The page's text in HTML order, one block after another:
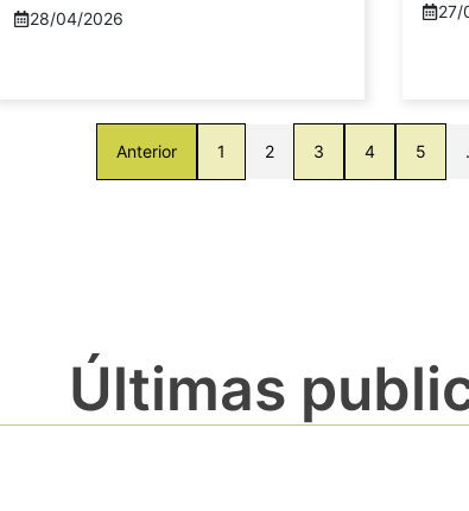
28/04/2026 27/
Anterior 1 2 3 4 5
Últimas